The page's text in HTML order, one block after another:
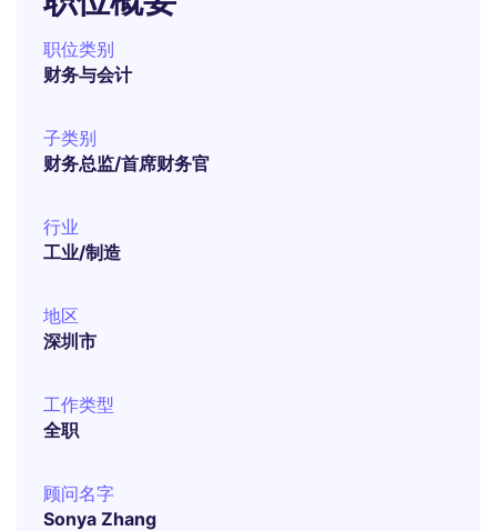
职位类别
财务与会计
子类别
财务总监/首席财务官
行业
工业/制造
地区
深圳市
工作类型
全职
顾问名字
Sonya Zhang